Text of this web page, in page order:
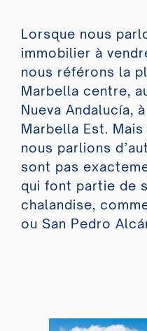
Lorsque nous
immobilier à
nous référons la
Marbella centre,
Nueva Andalucía,
Marbella Est.
nous parlions
sont pas
qui font partie de
chalandise,
ou San Pedro